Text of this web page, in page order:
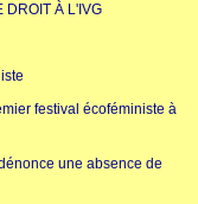
DROIT À L'IVG
festival écoféministe à
une absence de